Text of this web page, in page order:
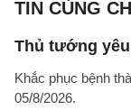
TIN CÙNG
Thủ tướng
Khắc phục bệnh
05/8/2026.